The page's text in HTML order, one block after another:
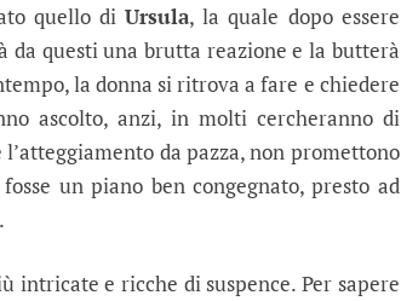
quello diUrsula, la quale dopo essere
da questi una brutta reazione e la butterà
la donna si ritrova a fare e chiedere
ascolto, anzi, in molti cercheranno di
da pazza, non promettono
un piano ben congegnato, presto ad
intricate e ricche di suspence. Per sapere